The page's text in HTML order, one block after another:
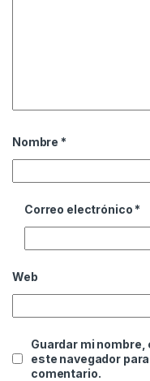
Nombre *
Correo electrónico *
Web
Guardar mi
este navegador
comentario.